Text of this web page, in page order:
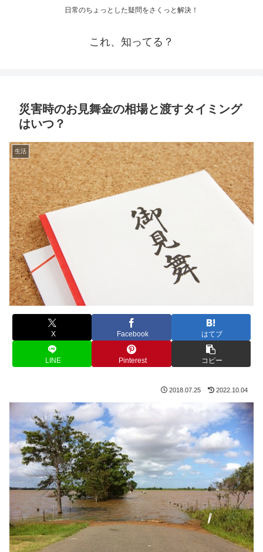
日常のちょっとした疑問をさくっと解決！
これ、知ってる？
災害時のお見舞金の相場と渡すタイミング
はいつ？
生活
X Facebook はてブ
LINE Pinterest コピー
2018.07.25 2022.10.04